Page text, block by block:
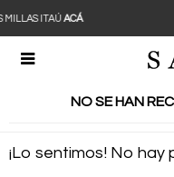

NO SE HAN
¡Lo sentimos! No